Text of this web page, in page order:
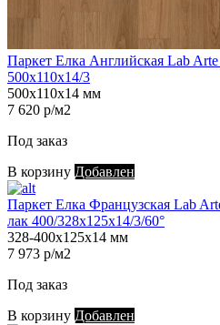
Паркет Елка Английская Lab
500х110х14/3
500х110х14 мм
7 620 р/м2
Под заказ
В корзину Добавлен
Паркет Елка Французская Lab
лак 400/328х125х14/3/60°
328-400х125х14 мм
7 973 р/м2
Под заказ
В корзину Добавлен